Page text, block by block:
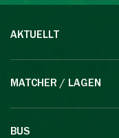
AKTUELLT
MATCHER / LAGEN
BUS